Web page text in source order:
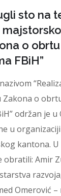
sto na
o
FBiH”
Zakona o
održan je u
u
kantona.
obratili: Amir
Omerović